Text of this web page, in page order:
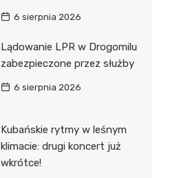
6 sierpnia 2026
Lądowanie LPR w Drogomilu
zabezpieczone przez służby
6 sierpnia 2026
Kubańskie rytmy w leśnym
klimacie: drugi koncert już
wkrótce!